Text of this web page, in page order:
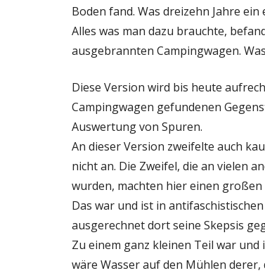
Boden fand. Was dreizehn Jahre
Alles was man dazu brauchte,
ausgebrannten Campingwagen.
Diese Version wird bis heute
Campingwagen gefundenen
Auswertung von Spuren.
An dieser Version zweifelte auch
nicht an. Die Zweifel, die an vielen
wurden, machten hier einen großen
Das war und ist in
ausgerechnet dort seine Skepsis
Zu einem ganz kleinen Teil war
wäre Wasser auf den Mühlen